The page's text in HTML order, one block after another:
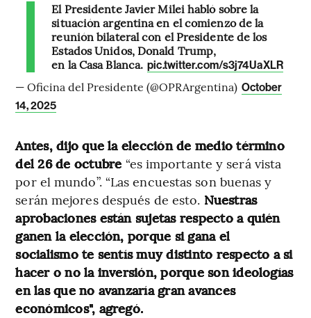
El Presidente Javier Milei habló sobre la
situación argentina en el comienzo de la
reunión bilateral con el Presidente de los
Estados Unidos, Donald Trump,
en la Casa Blanca. pic.twitter.com/s3j74UaXLR
— Oficina del Presidente (@OPRArgentina) October
14, 2025
Antes, dijo que la elección de medio término
del 26 de octubre “es importante y será vista
por el mundo”. “Las encuestas son buenas y
serán mejores después de esto. Nuestras
aprobaciones están sujetas respecto a quién
ganen la elección, porque si gana el
socialismo te sentís muy distinto respecto a si
hacer o no la inversión, porque son ideologías
en las que no avanzaría gran avances
económicos", agregó.